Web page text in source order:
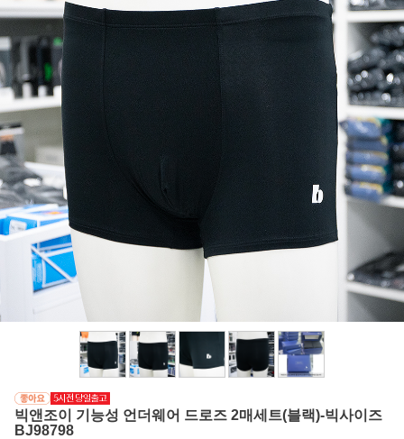
빅앤조이 기능성 언더웨어 드로즈 2매세트(블랙)-빅사이즈
BJ98798